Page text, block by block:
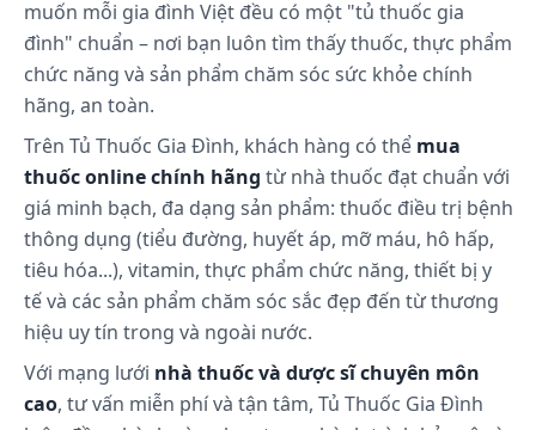
dụng trước khi dùng.
Cách bảo quản:
Bảo quản nơi khô ráo, thoáng mát, nhiệt độ không
quá 25 độ C, tránh ánh sáng. Để xa tầm tay trẻ em.
muốn mỗi gia đình Việt đều có một "tủ thuốc gia
đình" chuẩn – nơi bạn luôn tìm thấy thuốc, thực phẩm
chức năng và sản phẩm chăm sóc sức khỏe chính
hãng, an toàn.
Trên Tủ Thuốc Gia Đình, khách hàng có thể mua
thuốc online chính hãng từ nhà thuốc đạt chuẩn với
giá minh bạch, đa dạng sản phẩm: thuốc điều trị bệnh
thông dụng (tiểu đường, huyết áp, mỡ máu, hô hấp,
tiêu hóa...), vitamin, thực phẩm chức năng, thiết bị y
tế và các sản phẩm chăm sóc sắc đẹp đến từ thương
hiệu uy tín trong và ngoài nước.
Với mạng lưới nhà thuốc và dược sĩ chuyên môn
cao, tư vấn miễn phí và tận tâm, Tủ Thuốc Gia Đình